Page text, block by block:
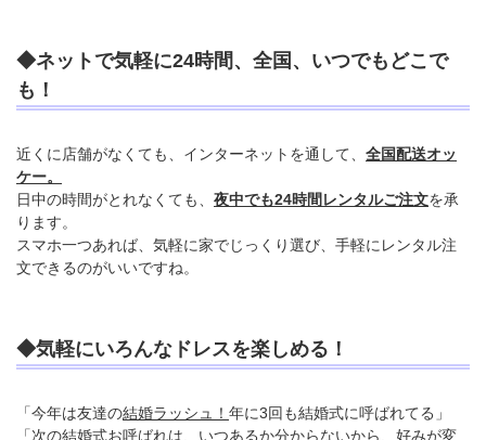
◆ネットで気軽に24時間、全国、いつでもどこで
も！
近くに店舗がなくても、インターネットを通して、 全国配送オッ
ケー。
日中の時間がとれなくても、 夜中でも24時間レンタルご注文を承
ります。
スマホ一つあれば、気軽に家でじっくり選び、手軽にレンタル注
文できるのがいいですね。
◆気軽にいろんなドレスを楽しめる！
「今年は友達の結婚ラッシュ！ 年に3回も結婚式に呼ばれてる」
「次の結婚式お呼ばれは、いつあるか分からないから、 好みが変